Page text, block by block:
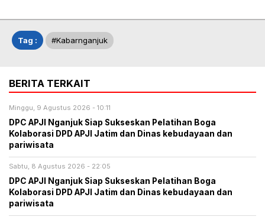
Tag : #kabarnganjuk
BERITA TERKAIT
Minggu, 9 Agustus 2026 - 10:11
DPC APJI Nganjuk Siap Sukseskan Pelatihan Boga
Kolaborasi DPD APJI Jatim dan Dinas kebudayaan dan
pariwisata
Sabtu, 8 Agustus 2026 - 22:05
DPC APJI Nganjuk Siap Sukseskan Pelatihan Boga
Kolaborasi DPD APJI Jatim dan Dinas kebudayaan dan
pariwisata